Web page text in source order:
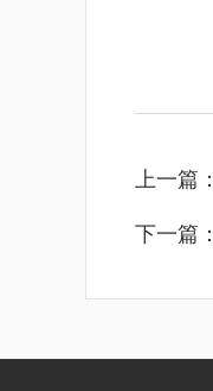
上一篇：
下一篇：